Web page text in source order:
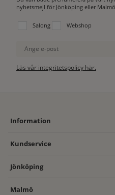
nyhetsmejl för Jönköping eller
Välj vilken lista du vill prenumerera på:
Salong Webshop
Ange e-post
Läs vår integritetspolicy här.
Information
Kundservice
Jönköping
Malmö